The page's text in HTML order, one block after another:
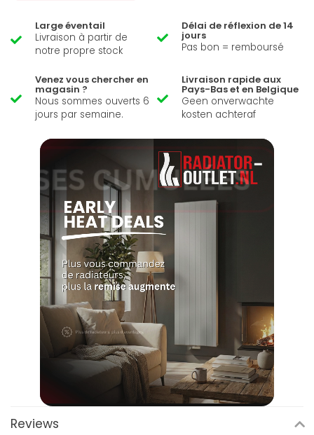
Large éventail
Livraison à partir de
notre propre stock
Délai de réflexion de 14
jours
Pas bon = remboursé
Venez vous chercher en
magasin ?
Nous sommes ouverts 6
jours par semaine.
Livraison rapide aux
Pays-Bas et en Belgique
Geen onverwachte
kosten achteraf
Reviews